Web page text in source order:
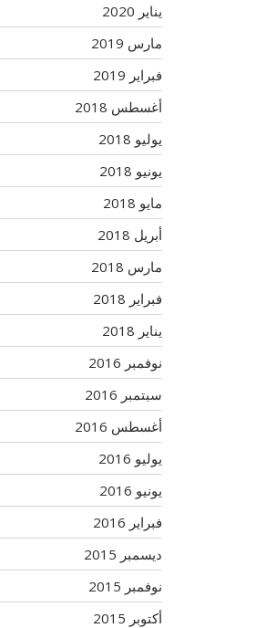
يناير 2020
مارس 2019
فبراير 2019
أغسطس 2018
يوليو 2018
يونيو 2018
مايو 2018
أبريل 2018
مارس 2018
فبراير 2018
يناير 2018
نوفمبر 2016
سبتمبر 2016
أغسطس 2016
يوليو 2016
يونيو 2016
فبراير 2016
ديسمبر 2015
نوفمبر 2015
أكتوبر 2015